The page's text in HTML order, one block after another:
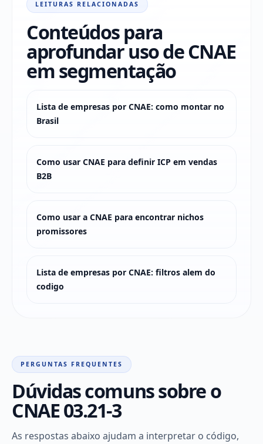
LEITURAS RELACIONADAS
Conteúdos para
aprofundar uso de CNAE
em segmentação
Lista de empresas por CNAE: como montar no
Brasil
Como usar CNAE para definir ICP em vendas
B2B
Como usar a CNAE para encontrar nichos
promissores
Lista de empresas por CNAE: filtros alem do
codigo
PERGUNTAS FREQUENTES
Dúvidas comuns sobre o
CNAE 03.21-3
As respostas abaixo ajudam a interpretar o código,